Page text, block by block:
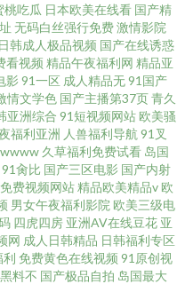
桃吃瓜 日本欧美在线看 国产精
无码白丝强行免费激情影院
日韩成人极品视频 国产在线诱惑
看视频 精品午夜福利网 精品亚
影 91一区 成人精品无91国产
情文学色 国产主播第37页青久
亚洲综合 91短视频网站 欧美骚
福利亚洲 人兽福利导航 91叉
久草福利免费试看 岛国
91肏比 国产三区电影 国产内射
免费视频网站精品欧美精品v 欧
男女午夜福利影院 欧美三级电
四虎四房 亚洲AV在线豆花 亚
网 成人日韩精品 日韩福利专区
利 免费黄色在线视频 91原创视
料不 国产极品自拍 岛国最大